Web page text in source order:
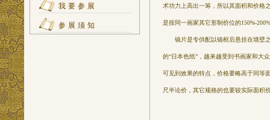
我要参展
参展须知
术功力上高出一筹，所以其面积和价格
是按同一画家其它形制价位的150%-
镜片是专供配以镜框后悬挂在墙壁之
的“日本色纸”，越来越受到书画家和大
可见到效果的特点，价格要略高于同等
尺半论价，其它规格的也要较实际面积